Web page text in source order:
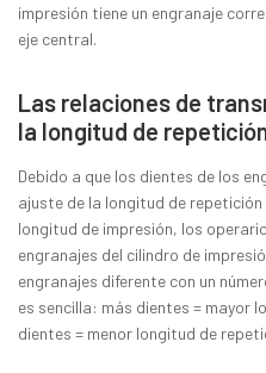
impresión tiene un engranaje
eje central.
Las relaciones de
la longitud de
Debido a que los dientes de los
ajuste de la longitud de
longitud de impresión, los
engranajes del cilindro de
engranajes diferente con un
es sencilla: más dientes = mayor
dientes = menor longitud de